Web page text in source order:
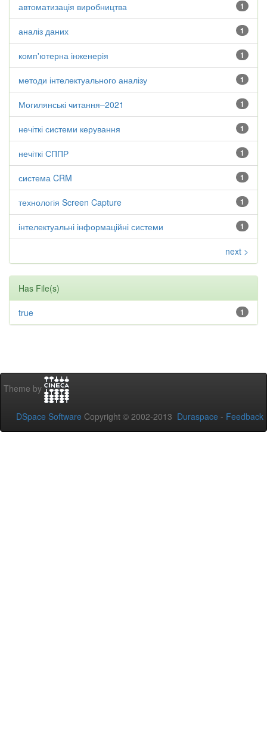
1
автоматизація виробництва
1
аналіз даних
1
комп'ютерна інженерія
1
методи інтелектуального аналізу
1
Могилянські читання–2021
1
нечіткі системи керування
1
нечіткі СППР
1
система CRM
1
технологія Screen Capture
1
інтелектуальні інформаційні системи
next >
Has File(s)
1
true
Theme by
DSpace Software Copyright © 2002-2013 Duraspace - Feedback